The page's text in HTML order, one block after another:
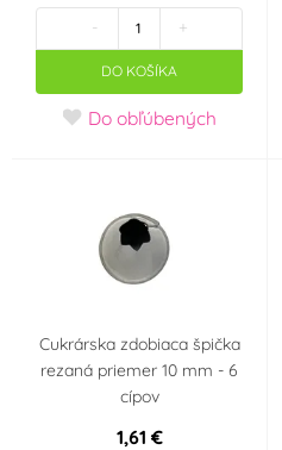
- +
DO KOŠÍKA
Do obľúbených
Cukrárska zdobiaca špička
rezaná priemer 10 mm - 6
cípov
1,61 €